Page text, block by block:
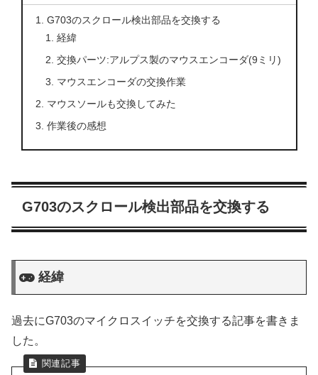
G703のスクロール検出部品を交換する
経緯
交換パーツ:アルプス製のマウスエンコーダ(9ミリ)
マウスエンコーダの交換作業
マウスソールも交換してみた
作業後の感想
G703のスクロール検出部品を交換する
経緯
過去にG703のマイクロスイッチを交換する記事を書きま
した。